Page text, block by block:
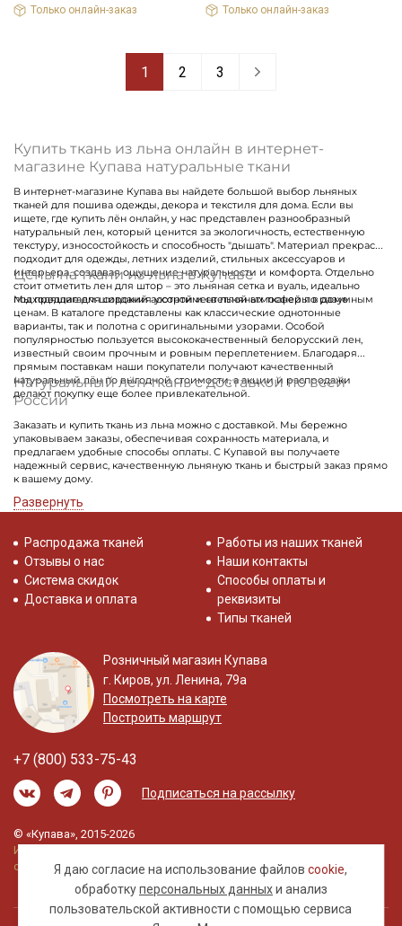
Только онлайн-заказ Только онлайн-заказ
1 2 3
Купить ткань из льна онлайн в интернет-
магазине Купава натуральные ткани
В интернет-магазине Купава вы найдете большой выбор льняных
тканей для пошива одежды, декора и текстиля для дома. Если вы
ищете, где купить лён онлайн, у нас представлен разнообразный
натуральный лен, который ценится за экологичность, естественную
текстуру, износостойкость и способность "дышать". Материал прекрасно
подходит для одежды, летних изделий, стильных аксессуаров и
интерьера, создавая ощущение натуральности и комфорта. Отдельно
стоит отметить лен для штор – это льняная сетка и вуаль, идеально
подходящие для создания уютной и светлой атмосферы в доме
Цены на ткани из льна в Купаве
Мы предлагаем широкий ассортимент льняных тканей по разумным
ценам. В каталоге представлены как классические однотонные
варианты, так и полотна с оригинальными узорами. Особой
популярностью пользуется высококачественный белорусский лен,
известный своим прочным и ровным переплетением. Благодаря
прямым поставкам наши покупатели получают качественный
натуральный лён по выгодной стоимости, а акции и распродажи
делают покупку еще более привлекательной.
Натуральный лён ткань с доставкой по всей
России
Заказать и купить ткань из льна можно с доставкой. Мы бережно
упаковываем заказы, обеспечивая сохранность материала, и
предлагаем удобные способы оплаты. С Купавой вы получаете
надежный сервис, качественную льняную ткань и быстрый заказ прямо
к вашему дому.
Развернуть
Я даю согласие на использование файловcookie,
обработкуперсональных данныхи анализ
пользовательской активности с помощью сервиса
Распродажа тканей
Отзывы о нас
Система скидок
Доставка и оплата
Работы из наших тканей
Наши контакты
Способы оплаты и
реквизиты
Типы тканей
Розничный магазин Купава
г. Киров, ул. Ленина, 79а
Посмотреть на карте
Построить маршрут
+7 (800) 533-75-43
Подписаться на рассылку
© «Купава», 2015-2026
Информация на сайте не является публичной
офертой.